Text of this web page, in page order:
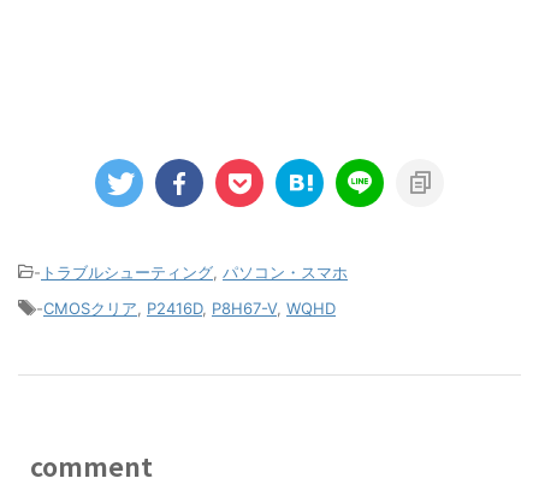
- トラブルシューティング パソコン・スマホ
-CMOSクリア P2416D, P8H67-V, WQHD
comment